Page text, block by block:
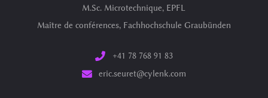
M.Sc. Microtechnique, EPFL
Maître de conférences, Fachhochschule Graubünden
+41 78 768 91 83
eric.seuret@cylenk.com